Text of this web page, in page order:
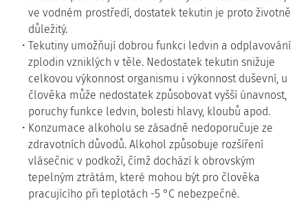
ve vodném prostředí, dostatek tekutin je proto životně
důležitý.
Tekutiny umožňují dobrou funkci ledvin a odplavování
zplodin vzniklých v těle. Nedostatek tekutin snižuje
celkovou výkonnost organismu i výkonnost duševní, u
člověka může nedostatek způsobovat vyšší únavnost,
poruchy funkce ledvin, bolesti hlavy, kloubů apod.
Konzumace alkoholu se zásadně nedoporučuje ze
zdravotních důvodů. Alkohol způsobuje rozšíření
vlásečnic v podkoží, čímž dochází k obrovským
tepelným ztrátám, které mohou být pro člověka
pracujícího při teplotách -5 °C nebezpečné.